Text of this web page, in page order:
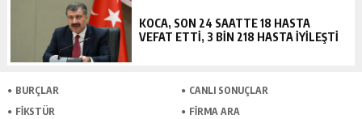
KOCA, SON 24 SAATTE 18 HASTA
VEFAT ETTI, 3 BIN 218 HASTA IYILEŞTI
BURÇLAR
CANLI SONUÇLAR
FİKSTÜR
FİRMA ARA